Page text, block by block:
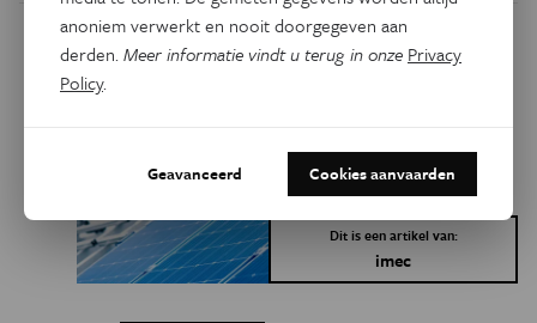
Dit is een artikel van:
imec
anoniem verwerkt en nooit doorgegeven aan
derden.Meer informatie vindt u terug in onze Privacy
Policy.
Geavanceerd Cookies aanvaarden